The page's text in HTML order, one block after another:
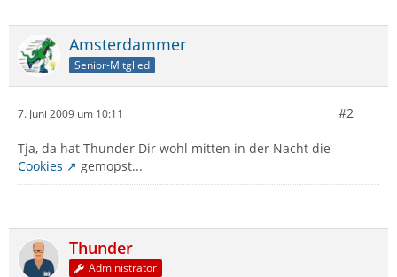
Amsterdammer
Senior-Mitglied
7. Juni 2009 um 10:11 #2
Tja, da hat Thunder Dir wohl mitten in der Nacht die
Cookies
gemopst...
Thunder
Administrator